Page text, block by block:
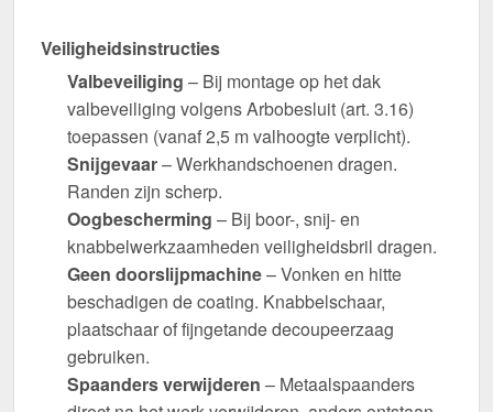
Veiligheidsinstructies
Valbeveiliging – Bij montage op het dak
valbeveiliging volgens Arbobesluit (art. 3.16)
toepassen (vanaf 2,5 m valhoogte verplicht).
Snijgevaar– Werkhandschoenen dragen.
Randen zijn scherp.
Oogbescherming – Bij boor-, snij- en
knabbelwerkzaamheden veiligheidsbril dragen.
Geen doorslijpmachine– Vonken en hitte
beschadigen de coating. Knabbelschaar,
plaatschaar of fijngetande decoupeerzaag
gebruiken.
Spaanders verwijderen – Metaalspaanders